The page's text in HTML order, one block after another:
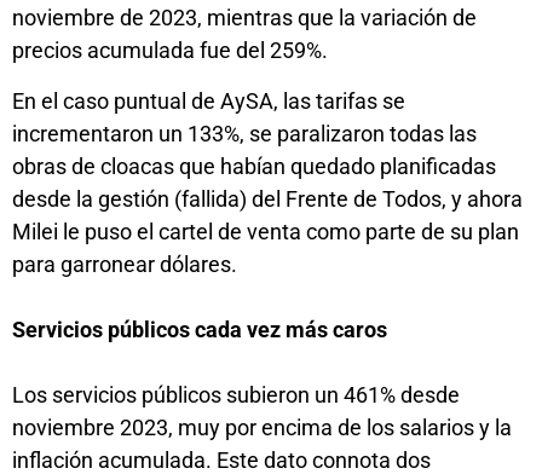
noviembre de 2023, mientras que la variación de
precios acumulada fue del 259%.
En el caso puntual de AySA, las tarifas se
incrementaron un 133%, se paralizaron todas las
obras de cloacas que habían quedado planificadas
desde la gestión (fallida) del Frente de Todos, y ahora
Milei le puso el cartel de venta como parte de su plan
para garronear dólares.
Servicios públicos cada vez más caros
Los servicios públicos subieron un 461% desde
noviembre 2023, muy por encima de los salarios y la
inflación acumulada. Este dato connota dos